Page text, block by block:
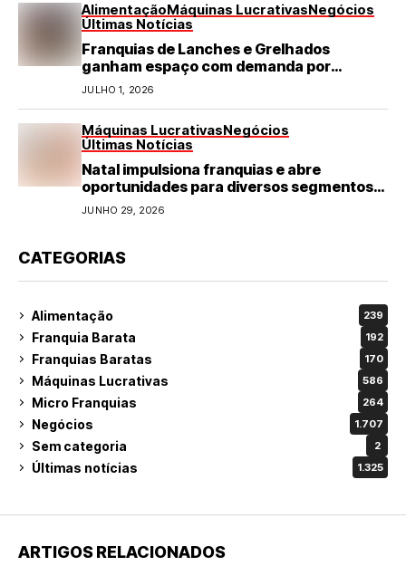
AlimentaçãoMáquinas LucrativasNegócios
Últimas Notícias
Franquias de Lanches e Grelhados
ganham espaço com demanda por
refeições rápidas e de qualidade
JULHO 1, 2026
Máquinas LucrativasNegócios
Últimas Notícias
Natal impulsiona franquias e abre
oportunidades para diversos segmentos
do varejo
JUNHO 29, 2026
CATEGORIAS
Alimentação 239
Franquia Barata 192
Franquias Baratas 170
Máquinas Lucrativas 586
Micro Franquias 264
Negócios 1.707
Sem categoria 2
Últimas notícias 1.325
ARTIGOS RELACIONADOS